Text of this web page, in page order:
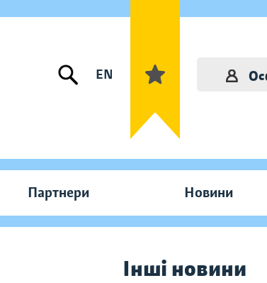
EN
Партнери Новини
Інші новини